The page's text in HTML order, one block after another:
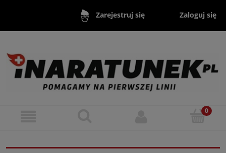
Zarejestruj się Zaloguj się